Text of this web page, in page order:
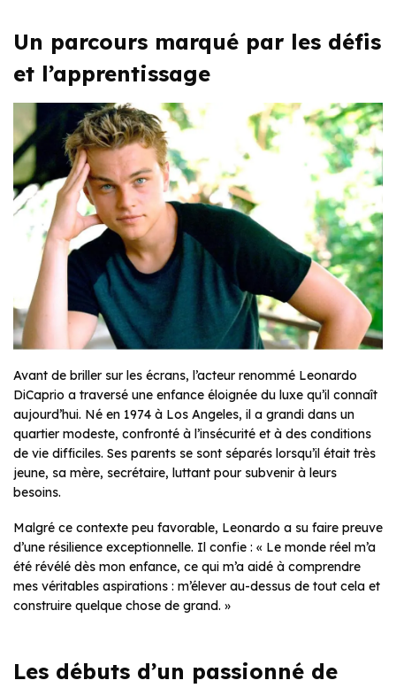
Un parcours marqué par les défis
et l’apprentissage
Avant de briller sur les écrans, l’acteur renommé Leonardo
DiCaprio a traversé une enfance éloignée du luxe qu’il connaît
aujourd’hui. Né en 1974 à Los Angeles, il a grandi dans un
quartier modeste, confronté à l’insécurité et à des conditions
de vie difficiles. Ses parents se sont séparés lorsqu’il était très
jeune, sa mère, secrétaire, luttant pour subvenir à leurs
besoins.
Malgré ce contexte peu favorable, Leonardo a su faire preuve
d’une résilience exceptionnelle. Il confie : « Le monde réel m’a
été révélé dès mon enfance, ce qui m’a aidé à comprendre
mes véritables aspirations : m’élever au-dessus de tout cela et
construire quelque chose de grand. »
Les débuts d’un passionné de